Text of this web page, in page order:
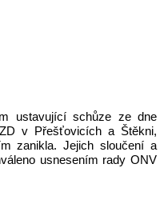
ustavující schůze ze dne
v Přešťovicích a Štěkni,
zanikla. Jejich sloučení a
usnesením rady ONV